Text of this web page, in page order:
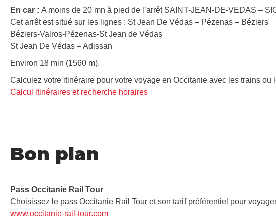
En car : A moins de 20 mn à pied de l’arrêt SAINT-JEAN-DE-VEDAS –
Cet arrêt est situé sur les lignes : St Jean De Védas – Pézenas – Béziers
Béziers-Valros-Pézenas-St Jean de Védas
St Jean De Védas – Adissan
Environ 18 min (1560 m).
Calculez votre itinéraire pour votre voyage en Occitanie avec les trains ou
Calcul itinéraires et recherche horaires
Bon plan
Pass Occitanie Rail Tour​
Choisissez le pass Occitanie Rail Tour et son tarif préférentiel pour
www.occitanie-rail-tour.com